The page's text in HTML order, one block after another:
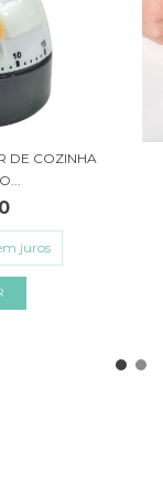
DE COZINHA
juros